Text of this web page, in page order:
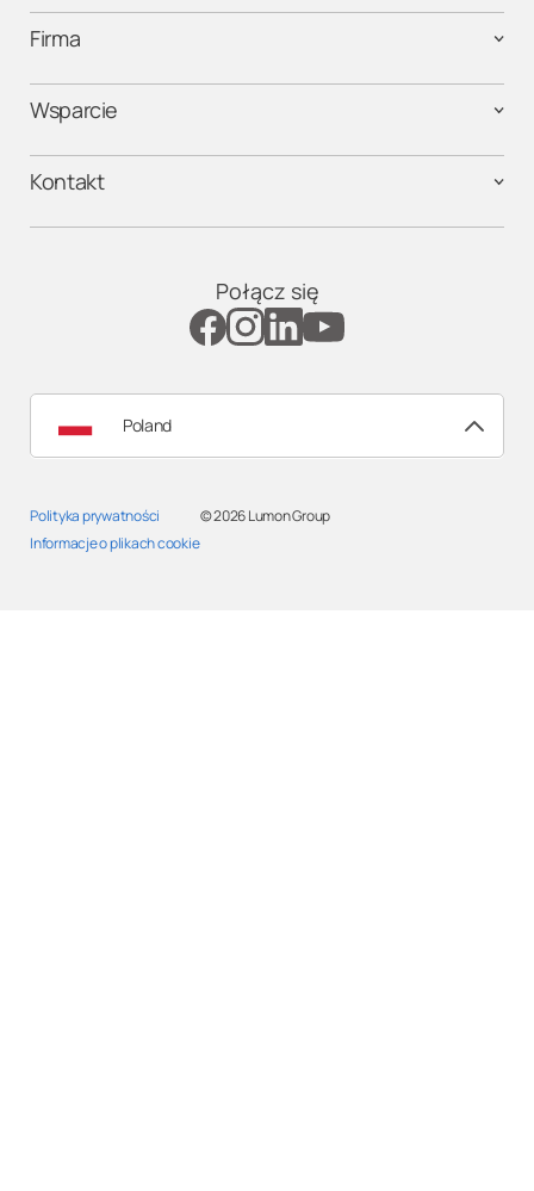
Firma
Wsparcie
Kontakt
Połącz się
Poland
Polityka prywatności
Informacje o plikach cookie
© 2026Lumon Group